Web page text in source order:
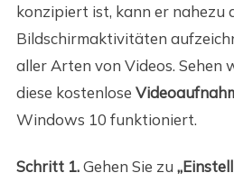
konzipiert ist, kann er nahezu
Bildschirmaktivitäten
aller Arten von Videos. Sehen
diese kostenlose
Windows 10 funktioniert.
Schritt 1.Gehen Sie zu